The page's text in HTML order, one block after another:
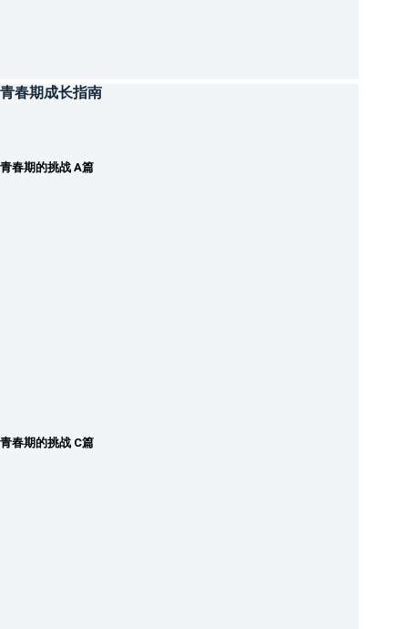
青春期成长指南
青春期的挑战 A篇
青春期的挑战 C篇